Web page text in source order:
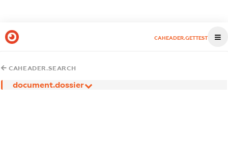
CAHEADER.GETTEST
CAHEADER.SEARCH
document.dossier